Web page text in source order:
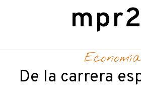
content
Economía
De la carrera